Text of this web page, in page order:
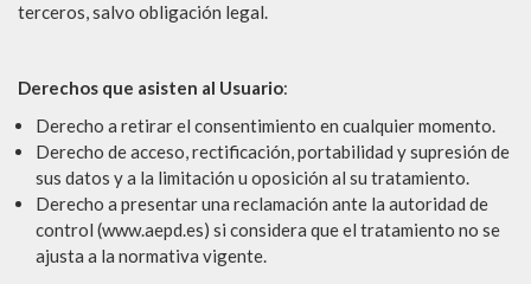
terceros, salvo obligación legal.
Derechos que asisten al Usuario:
Derecho a retirar el consentimiento en cualquier momento.
Derecho de acceso, rectificación, portabilidad y supresión de
sus datos y a la limitación u oposición al su tratamiento.
Derecho a presentar una reclamación ante la autoridad de
control (www.aepd.es) si considera que el tratamiento no se
ajusta a la normativa vigente.